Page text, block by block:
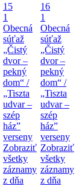
15
1
Obecná
súťaž
„Čistý
dvor –
pekný
dom“ /
„Tiszta
udvar –
szép
ház”
verseny
Zobraziť
všetky
záznamy
z dňa
16
1
Obecná
súťaž
„Čistý
dvor –
pekný
dom“ /
„Tiszta
udvar –
szép
ház”
verseny
Zobraziť
všetky
záznamy
z dňa